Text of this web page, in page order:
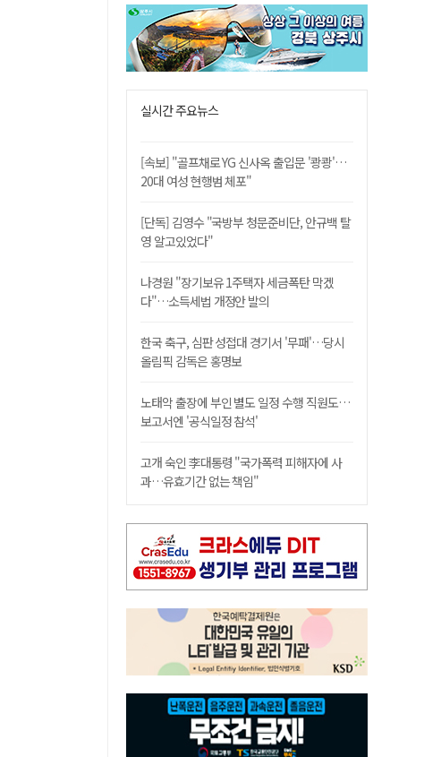
실시간 주요뉴스
[속보] "골프채로 YG 신사옥 출입문 '쾅쾅'…
20대 여성 현행범 체포"
[단독] 김영수 "국방부 청문준비단, 안규백 탈
영 알고있었다"
나경원 "장기보유 1주택자 세금폭탄 막겠
다"…소득세법 개정안 발의
한국 축구, 심판 성접대 경기서 '무패'…당시
올림픽 감독은 홍명보
노태악 출장에 부인 별도 일정 수행 직원도…
보고서엔 '공식일정 참석'
고개 숙인 李대통령 "국가폭력 피해자에 사
과…유효기간 없는 책임"